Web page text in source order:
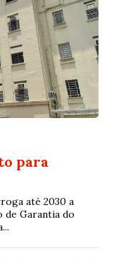
para
até 2030 a
de Garantia do